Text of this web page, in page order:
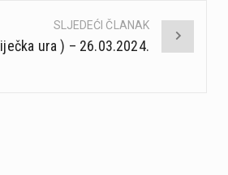
SLJEDEĆI ČLANAK
ura ) – 26.03.2024.